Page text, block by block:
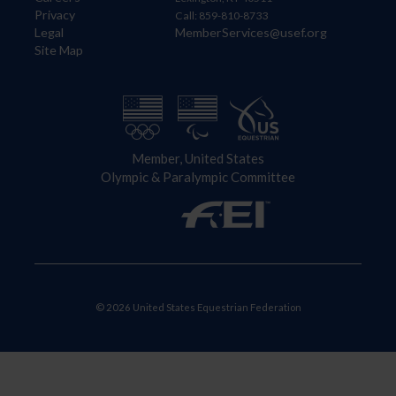
Privacy
Legal
Site Map
Call: 859-810-8733
MemberServices@usef.org
Member, United States
Olympic & Paralympic Committee
© 2026 United States Equestrian Federation